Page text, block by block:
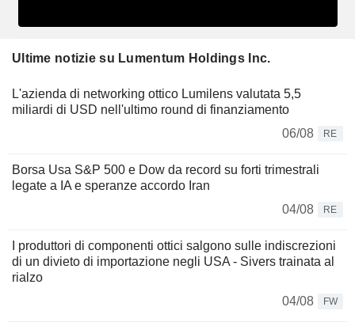
Ultime notizie su Lumentum Holdings Inc.
L'azienda di networking ottico Lumilens valutata 5,5
miliardi di USD nell'ultimo round di finanziamento
06/08
RE
Borsa Usa S&P 500 e Dow da record su forti trimestrali
legate a IA e speranze accordo Iran
04/08
RE
I produttori di componenti ottici salgono sulle indiscrezioni
di un divieto di importazione negli USA - Sivers trainata al
rialzo
04/08
FW